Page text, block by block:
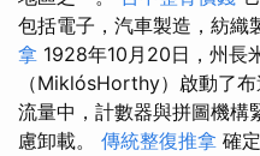
包括電子，汽車製造，紡織
拿 1928年10月20日，州長
（MiklósHorthy）啟動了
流量中，計數器與拼圖機構
慮卸載。 傳統整復推拿 確